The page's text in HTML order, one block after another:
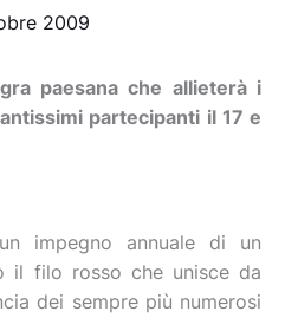
2009
paesana che allieterà i
partecipanti il 17 e
impegno annuale di un
il filo rosso che unisce da
dei sempre più numerosi